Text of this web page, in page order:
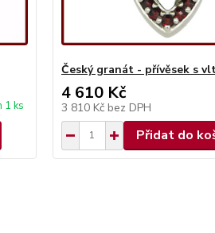
1 ks
Český granát - přívěsek s
4 610 Kč
3 810 Kč bez DPH
Přidat do